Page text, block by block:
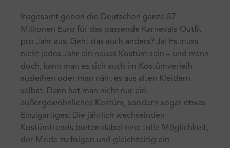
Insgesamt geben die Deutschen ganze 87
Millionen Euro für das passende Karnevals-Outfit
pro Jahr aus. Geht das auch anders? Ja! Es muss
nicht jedes Jahr ein neues Kostüm sein – und wenn
doch, kann man es sich auch im Kostümverleih
ausleihen oder man näht es aus alten Kleidern
selbst. Dann hat man nicht nur ein
außergewöhnliches Kostüm, sondern sogar etwas
Einzigartiges. Die jährlich wechselnden
Kostümtrends bieten dabei eine tolle Möglichkeit,
der Mode zu folgen und gleichzeitig ein